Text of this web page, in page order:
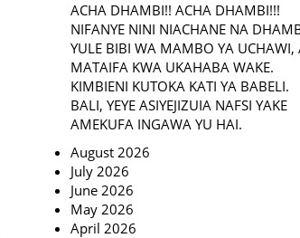
ACHA DHAMBI!! ACHA DHAMBI!!!
NIFANYE NINI NIACHANE NA
YULE BIBI WA MAMBO YA UCHAWI,
MATAIFA KWA UKAHABA WAKE.
KIMBIENI KUTOKA KATI YA BABELI.
BALI, YEYE ASIYEJIZUIA NAFSI YAKE
AMEKUFA INGAWA YU HAI.
August 2026
July 2026
June 2026
May 2026
April 2026